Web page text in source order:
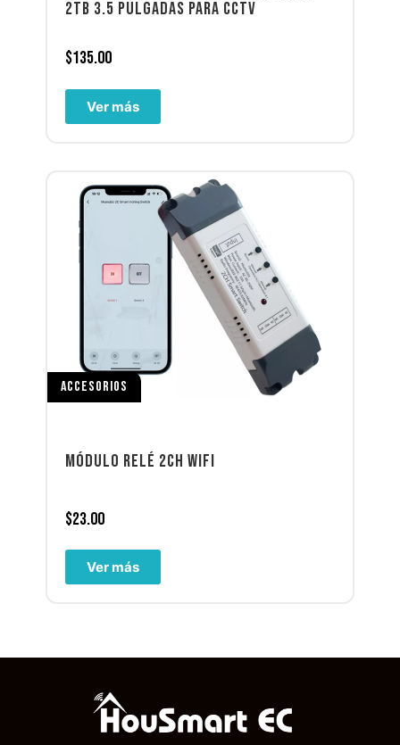
2TB 3.5 PULGADAS PARA CCTV
$135.00
Ver más
ACCESORIOS
MÓDULO RELÉ 2CH WIFI
$23.00
Ver más